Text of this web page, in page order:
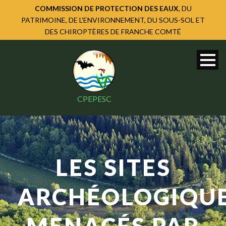
COMMISSION DE PROTECTION DES EAUX, DU
PATRIMOINE, DE L'ENVIRONNEMENT, DU SOUS-SOL ET
DES CHIROPTÈRES DE FRANCHE COMTÉ
CPEPESC
LES SITES